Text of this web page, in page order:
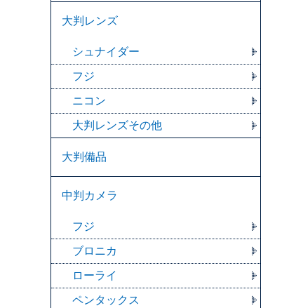
大判レンズ
シュナイダー
フジ
ニコン
大判レンズその他
大判備品
中判カメラ
フジ
ブロニカ
ローライ
ペンタックス